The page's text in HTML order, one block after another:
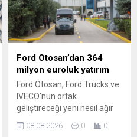
konusunda Umman ile
anlaşmaya "çok yakın"
oldukları açıklaması geldi.
Ford Otosan’dan 364
milyon euroluk yatırım
Ford Otosan, Ford Trucks ve
IVECO'nun ortak
geliştireceği yeni nesil ağır
üretimine yönelik 2030 yılına
08.08.2026 0 0